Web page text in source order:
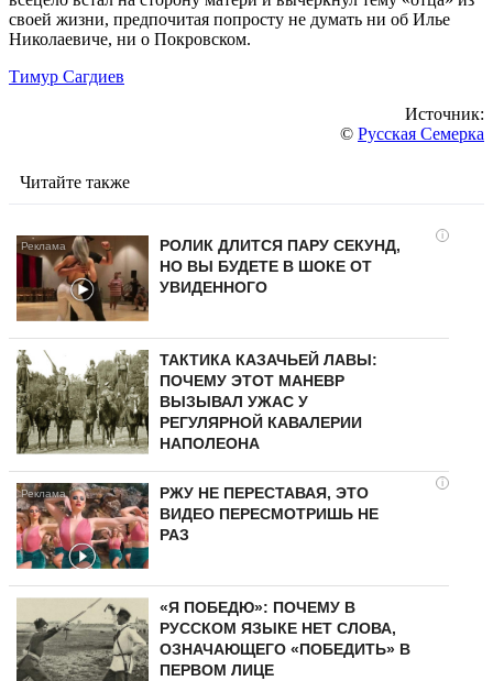
своей жизни, предпочитая попросту не думать ни об Илье
Николаевиче, ни о Покровском.
Тимур Сагдиев
Источник:
© Русская Семерка
Читайте также
i
РОЛИК ДЛИТСЯ ПАРУ СЕКУНД,
НО ВЫ БУДЕТЕ В ШОКЕ ОТ
УВИДЕННОГО
ТАКТИКА КАЗАЧЬЕЙ ЛАВЫ:
ПОЧЕМУ ЭТОТ МАНЕВР
ВЫЗЫВАЛ УЖАС У
РЕГУЛЯРНОЙ КАВАЛЕРИИ
НАПОЛЕОНА
i
РЖУ НЕ ПЕРЕСТАВАЯ, ЭТО
ВИДЕО ПЕРЕСМОТРИШЬ НЕ
РАЗ
«Я ПОБЕДЮ»: ПОЧЕМУ В
РУССКОМ ЯЗЫКЕ НЕТ СЛОВА,
ОЗНАЧАЮЩЕГО «ПОБЕДИТЬ» В
ПЕРВОМ ЛИЦЕ